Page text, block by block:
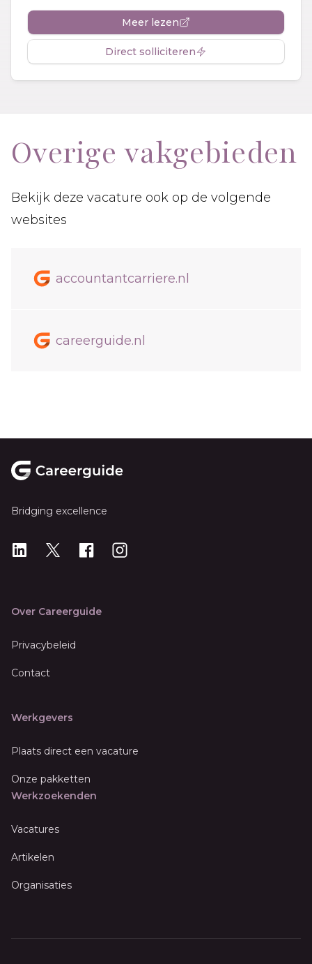
Meer lezen
Direct solliciteren
Overige vakgebieden
Bekijk deze vacature ook op de volgende
websites
accountantcarriere.nl
careerguide.nl
Bridging excellence
LinkedIn
X Instagram
Over Careerguide
Privacybeleid
Contact
Werkgevers
Plaats direct een vacature
Onze pakketten
Werkzoekenden
Vacatures
Artikelen
Organisaties